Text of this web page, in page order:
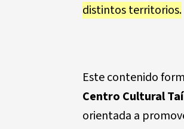
distintos territorios.
Este contenido
Centro Cultural
orientada a